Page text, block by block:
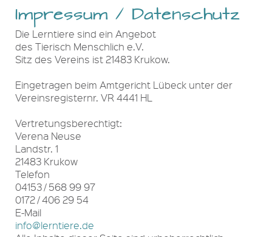
Impressum / Datenschutz
Die Lerntiere sind ein Angebot
des Tierisch Menschlich e.V.
Sitz des Vereins ist 21483 Krukow.
Eingetragen beim Amtgericht Lübeck unter der
Vereinsregisternr. VR 4441 HL
Vertretungsberechtigt:
Verena Neuse
Landstr. 1
21483 Krukow
Telefon
04153 / 568 99 97
0172 / 406 29 54
E-Mail
info@lerntiere.de